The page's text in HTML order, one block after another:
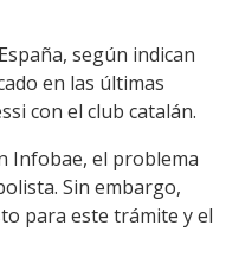
según indican
en las últimas
con el club catalán.
Infobae, el problema
Sin embargo,
para este trámite y el